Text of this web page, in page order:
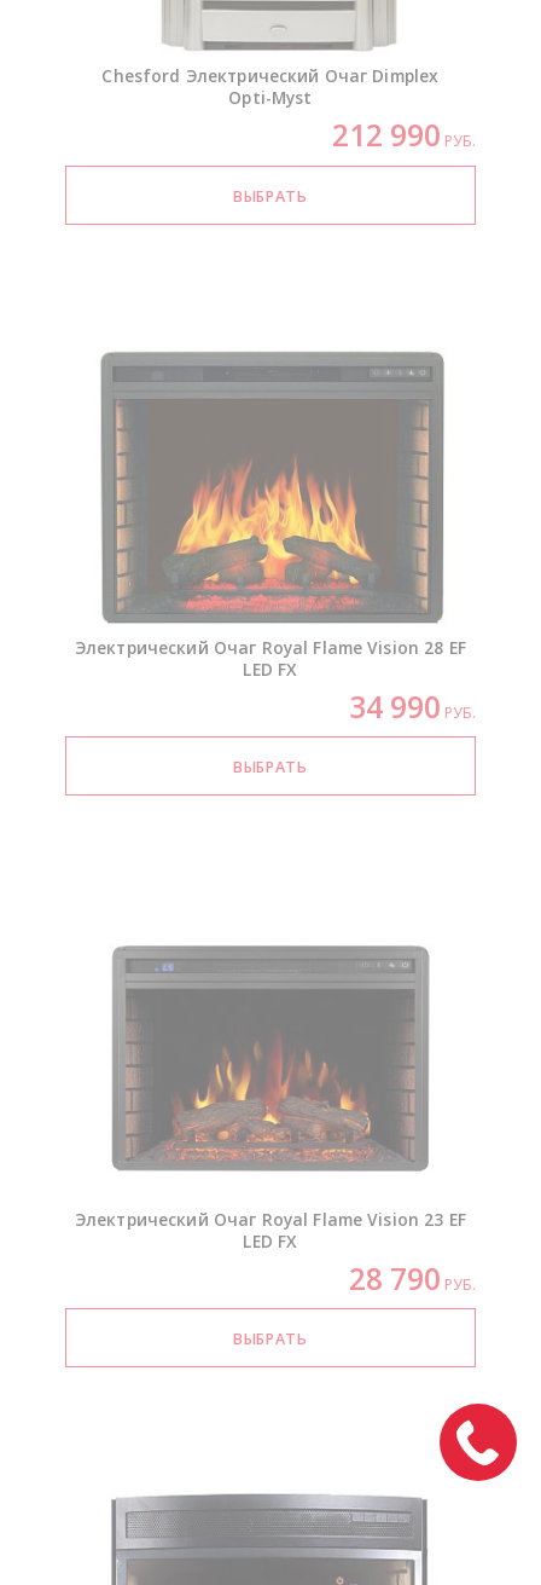
Chesford Электрический Очаг Dimplex
Opti-Myst
212 990 РУБ.
Электрический Очаг Royal Flame Vision 28 EF
LED FX
34 990 РУБ.
Электрический Очаг Royal Flame Vision 23 EF
LED FX
28 790 РУБ.